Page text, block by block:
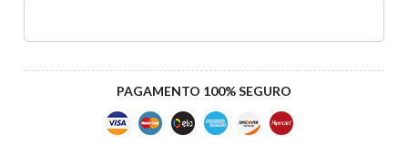
PAGAMENTO 100% SEGURO